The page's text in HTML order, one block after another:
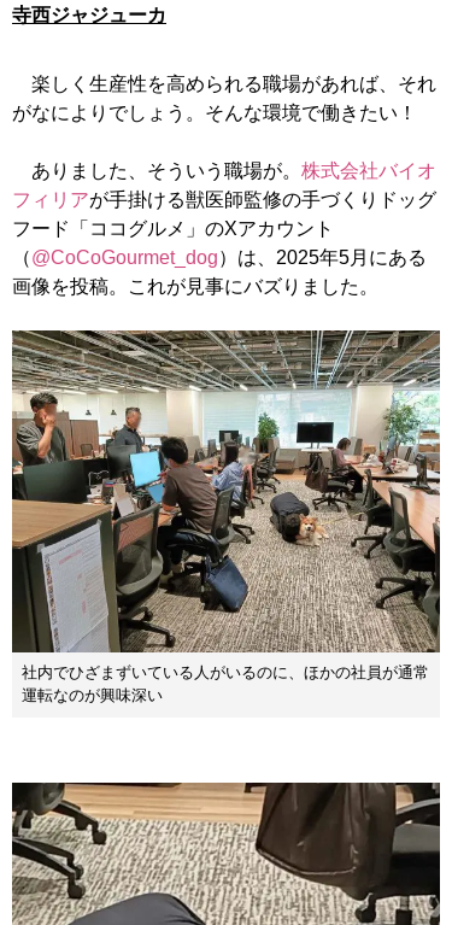
寺西ジャジューカ
楽しく生産性を高められる職場があれば、それ
がなによりでしょう。そんな環境で働きたい！
ありました、そういう職場が。 株式会社バイオ
フィリアが手掛ける獣医師監修の手づくりドッグ
フード「ココグルメ」のXアカウント
（@CoCoGourmet_dog）は、2025年5月にある
画像を投稿。これが見事にバズりました。
社内でひざまずいている人がいるのに、ほかの社員が通常
運転なのが興味深い